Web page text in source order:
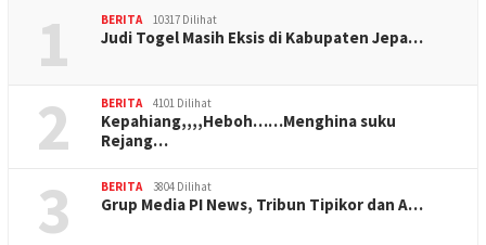
1 BERITA 10317 Dilihat
Judi Togel Masih Eksis di Kabupaten Jepa…
2 BERITA 4101 Dilihat
Kepahiang,,,,Heboh……Menghina suku
Rejang…
3 BERITA 3804 Dilihat
Grup Media PI News, Tribun Tipikor dan A…